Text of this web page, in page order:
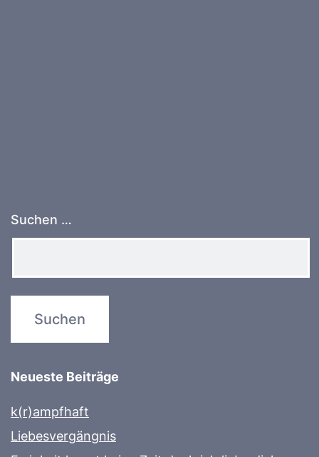
Suchen …
Neueste Beiträge
k(r)ampfhaft
Liebesvergängnis